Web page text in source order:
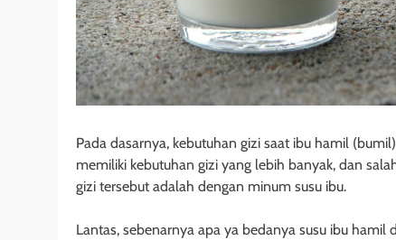
Pada dasarnya, kebutuhan gizi saat ibu hamil
memiliki kebutuhan gizi yang lebih banyak, dan
gizi tersebut adalah dengan minum susu ibu.
Lantas, sebenarnya apa ya bedanya susu ibu hamil